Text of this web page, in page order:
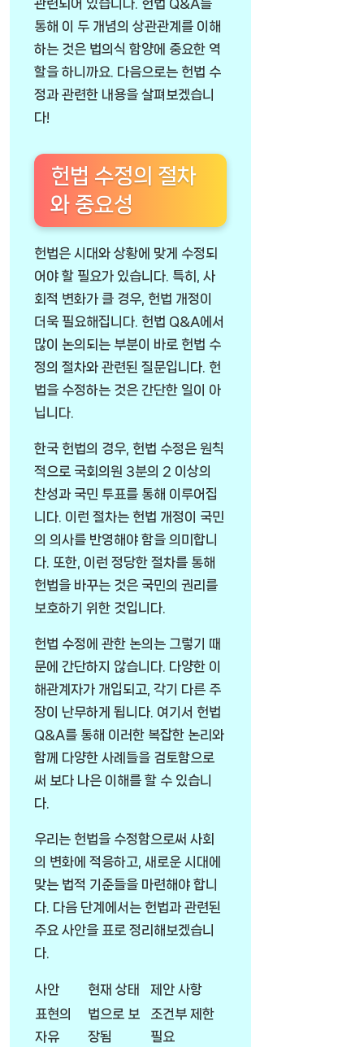
관련되어 있습니다. 헌법 Q&A를
통해 이 두 개념의 상관관계를 이해
하는 것은 법의식 함양에 중요한 역
할을 하니까요. 다음으로는 헌법 수
정과 관련한 내용을 살펴보겠습니
다!
헌법 수정의 절차
와 중요성
헌법은 시대와 상황에 맞게 수정되
어야 할 필요가 있습니다. 특히, 사
회적 변화가 클 경우, 헌법 개정이
더욱 필요해집니다. 헌법 Q&A에서
많이 논의되는 부분이 바로 헌법 수
정의 절차와 관련된 질문입니다. 헌
법을 수정하는 것은 간단한 일이 아
닙니다.
한국 헌법의 경우, 헌법 수정은 원칙
적으로 국회의원 3분의 2 이상의
찬성과 국민 투표를 통해 이루어집
니다. 이런 절차는 헌법 개정이 국민
의 의사를 반영해야 함을 의미합니
다. 또한, 이런 정당한 절차를 통해
헌법을 바꾸는 것은 국민의 권리를
보호하기 위한 것입니다.
헌법 수정에 관한 논의는 그렇기 때
문에 간단하지 않습니다. 다양한 이
해관계자가 개입되고, 각기 다른 주
장이 난무하게 됩니다. 여기서 헌법
Q&A를 통해 이러한 복잡한 논리와
함께 다양한 사례들을 검토함으로
써 보다 나은 이해를 할 수 있습니
다.
우리는 헌법을 수정함으로써 사회
의 변화에 적응하고, 새로운 시대에
맞는 법적 기준들을 마련해야 합니
다. 다음 단계에서는 헌법과 관련된
주요 사안을 표로 정리해보겠습니
다.
사안 현재 상태
제안 사항
표현의
자유
법으로 보
장됨
조건부 제한
필요